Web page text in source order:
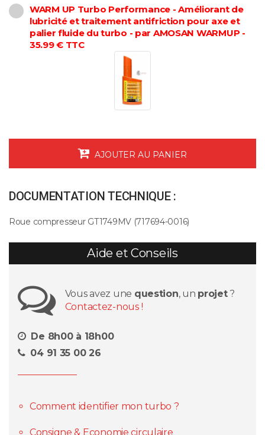
WARM UP Turbo Performance - Améliorant de
lubricité et traitement antifriction pour axe et
palier fluide du turbo - par AMOSAN WARMUP -
35.99 € TTC
AJOUTER AU PANIER
DOCUMENTATION TECHNIQUE :
Roue compresseur GT1749MV (717694-0016)
Aide et Conseils
Vous avez une question, un projet?
Contactez-nous !
De 8h00 à 18h00
04 91 35 00 26
Comment identifier mon turbo ?
Consigne & Economie circulaire